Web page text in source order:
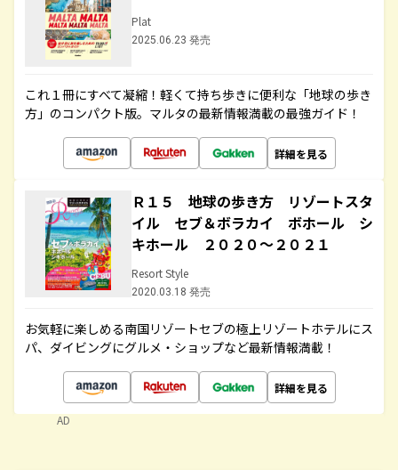
Plat
2025.06.23 発売
これ１冊にすべて凝縮！軽くて持ち歩きに便利な「地球の歩き
方」のコンパクト版。マルタの最新情報満載の最強ガイド！
詳細を見る
Ｒ１５ 地球の歩き方 リゾートスタ
イル セブ＆ボラカイ ボホール シ
キホール ２０２０～２０２１
Resort Style
2020.03.18 発売
お気軽に楽しめる南国リゾートセブの極上リゾートホテルにス
パ、ダイビングにグルメ・ショップなど最新情報満載！
詳細を見る
AD